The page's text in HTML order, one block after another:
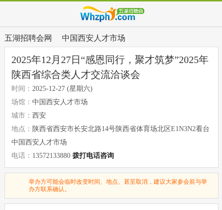
五湖招聘会网 中国西安人才市场
2025年12月27日“感恩同行，聚才筑梦”2025年
陕西省综合类人才交流洽谈会
时间： 2025-12-27 (星期六)
场馆： 中国西安人才市场
城市： 西安
地点： 陕西省西安市长安北路14号陕西省体育场北区E1N3N2看台
中国西安人才市场
电话： 13572133880 拨打电话咨询
举办方可能会临时改变时间、地点、甚至取消，建议大家参会前与举
办方联系确认。